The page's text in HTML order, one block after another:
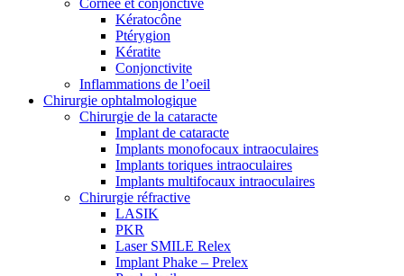
Cornée et conjonctive
Kératocône
Ptérygion
Kératite
Conjonctivite
Inflammations de l’oeil
Chirurgie ophtalmologique
Chirurgie de la cataracte
Implant de cataracte
Implants monofocaux intraoculaires
Implants toriques intraoculaires
Implants multifocaux intraoculaires
Chirurgie réfractive
LASIK
PKR
Laser SMILE Relex
Implant Phake – Prelex